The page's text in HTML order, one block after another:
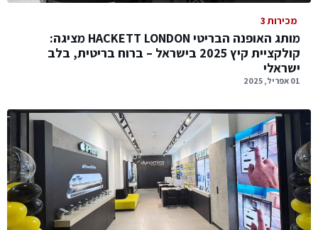
מכירות 3
מותג האופנה הבריטי HACKETT LONDON מציגה:
קולקציית קיץ 2025 בישראל – ברוח בריטית, בלב
ישראלי
01 אפריל, 2025